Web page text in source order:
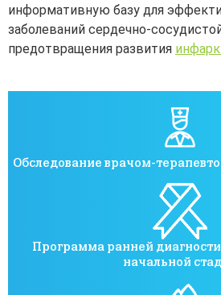
информативную базу для
заболеваний сердечно-
предотвращения развития
Обследование врачом-
Программа ранней
начальной